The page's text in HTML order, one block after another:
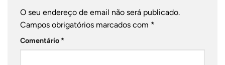
O seu endereço de email não será publicado.
Campos obrigatórios marcados com *
Comentário *